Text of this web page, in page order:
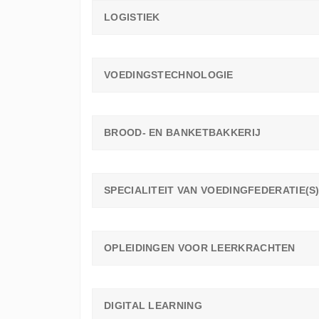
LOGISTIEK
VOEDINGSTECHNOLOGIE
BROOD- EN BANKETBAKKERIJ
SPECIALITEIT VAN VOEDINGFEDERATIE(S)
OPLEIDINGEN VOOR LEERKRACHTEN
DIGITAL LEARNING